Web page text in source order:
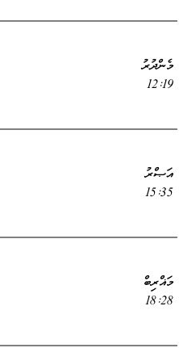
މެންދުރު
12:19
އަޞްރު
15:35
މަޣްރިބް
18:28